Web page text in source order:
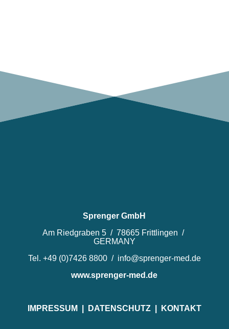
Sprenger GmbH
Am Riedgraben 5 / 78665 Frittlingen /
GERMANY
Tel. +49 (0)7426 8800 / info@sprenger-med.de
www.sprenger-med.de
IMPRESSUM DATENSCHUTZ| KONTAKT